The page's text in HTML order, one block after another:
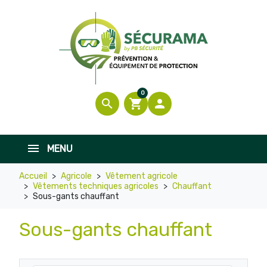
search shopping_cart
0

MENU
Accueil Agricole
Vêtement agricole
Vêtements techniques agricoles
Chauffant
Sous-gants chauffant
Sous-gants chauffant